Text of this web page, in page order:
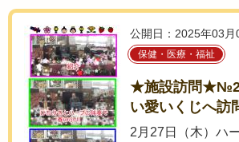
公開日：2025年03月
保健・医療・福祉
★施設訪問
い愛いくじへ訪
2月27日（木）ハ